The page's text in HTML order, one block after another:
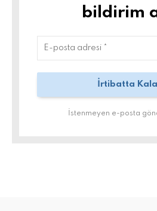
bildirim
İstenmeyen e-posta